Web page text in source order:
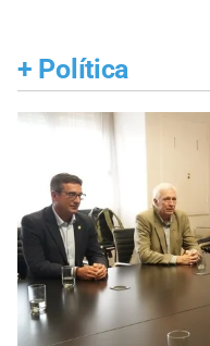
+ Política